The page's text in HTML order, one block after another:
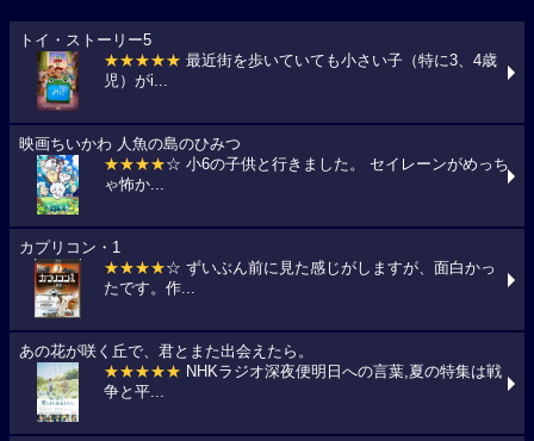
トイ・ストーリー5
★★★★★ 最近街を歩いていても小さい子（特に3、4歳
児）がi...
映画ちいかわ 人魚の島のひみつ
★★★★☆ 小6の子供と行きました。 セイレーンがめっち
ゃ怖か...
カプリコン・1
★★★★☆ ずいぶん前に見た感じがしますが、面白かっ
たです。作...
あの花が咲く丘で、君とまた出会えたら。
★★★★★ NHKラジオ深夜便明日への言葉,夏の特集は戦
争と平...